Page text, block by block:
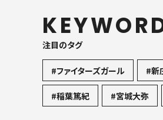
注目のタグ
#ファイターズガール #新
#稲葉篤紀 #宮城大弥